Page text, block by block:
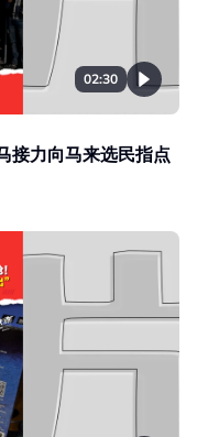
02:30
接力向马来选民指点